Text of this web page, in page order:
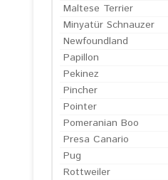
Maltese Terrier
Minyatür Schnauzer
Newfoundland
Papillon
Pekinez
Pincher
Pointer
Pomeranian Boo
Presa Canario
Pug
Rottweiler